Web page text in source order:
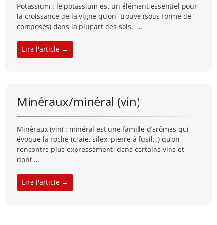
Potassium : le potassium est un élément essentiel pour
la croissance de la vigne qu’on trouve (sous forme de
composés) dans la plupart des sols. ...
Lire l'article →
Minéraux/minéral (vin)
Minéraux (vin) : minéral est une famille d’arômes qui
évoque la roche (craie, silex, pierre à fusil…) qu’on
rencontre plus expressément dans certains vins et
dont ...
Lire l'article →